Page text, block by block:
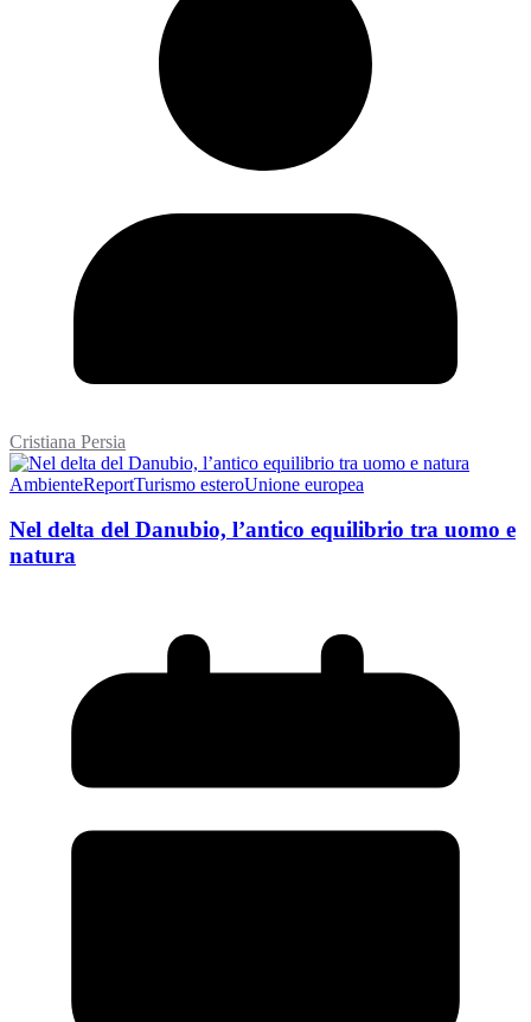
Cristiana Persia
AmbienteReportTurismo esteroUnione europea
Nel delta del Danubio, l’antico equilibrio tra uomo e
natura